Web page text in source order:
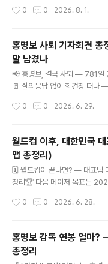
구협회 청문회 총정리 — 정몽규·
미까지 한눈에월드컵 조별리그
로 향했습니다. 대한축구협회의
회 청문회가 열렸고, 정몽규 전
인석에 섰습니다. 이날 무엇을
리합니다.📌 청문회 팩트일시
미 월드컵 32강 탈락 → 협회 운
0 0 2026. 8. 1.
홍명보 사퇴 기자회견
말 남겼나
📢 홍명보, 결국 사퇴 — 781일
🚪 질의응답 없이 회견장 떠나
나멕시코 현지 결산 회견 · 입장
을 정리합니다.📌 사퇴 기자회
멕시코 사포판 대표팀 훈련장(
작성한 입장문 낭독재임2024
0 0 2026. 6. 29.
월드컵 이후, 대한민국
맵 총정리)
🗓️ 월드컵이 끝나면? — 대표팀
정리🏆 다음 메이저 목표는
드맵 총정리)월드컵 마무리부터
미 월드컵 이후 대한민국 대표
무엇을 정리하고, 무엇을 준비
(2026 여름) 가장 먼저 풀어야
0 0 2026. 6. 28.
홍명보 감독 연봉 얼마
총정리